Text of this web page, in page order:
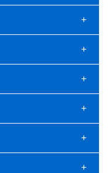
+
+
+
+
+
+